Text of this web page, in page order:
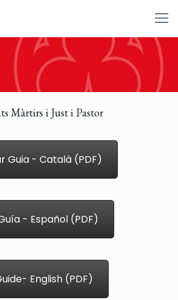
Màrtirs i Just i Pastor
Guia - Català (PDF)
- Español (PDF)
English (PDF)